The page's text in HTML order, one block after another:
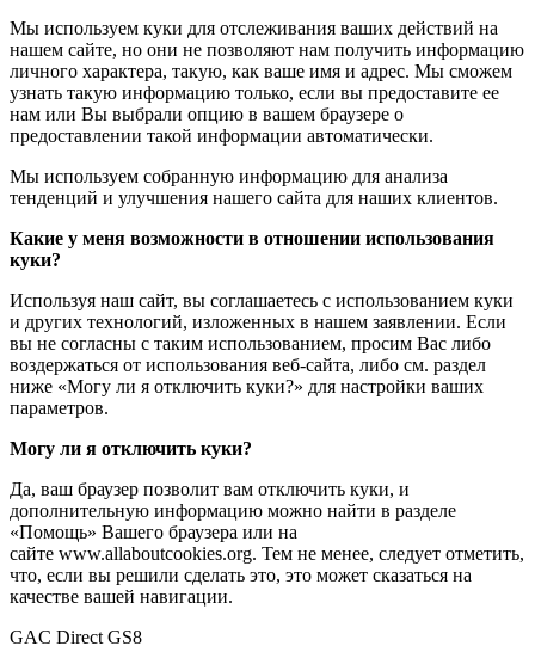
Мы используем куки для отслеживания ваших действий на
нашем сайте, но они не позволяют нам получить информацию
личного характера, такую, как ваше имя и адрес. Мы сможем
узнать такую информацию только, если вы предоставите ее
нам или Вы выбрали опцию в вашем браузере о
предоставлении такой информации автоматически.
Мы используем собранную информацию для анализа
тенденций и улучшения нашего сайта для наших клиентов.
Какие у меня возможности в отношении использования
куки?
Используя наш сайт, вы соглашаетесь с использованием куки
и других технологий, изложенных в нашем заявлении. Если
вы не согласны с таким использованием, просим Вас либо
воздержаться от использования веб-сайта, либо см. раздел
ниже «Могу ли я отключить куки?» для настройки ваших
параметров.
Могу ли я отключить куки?
Да, ваш браузер позволит вам отключить куки, и
дополнительную информацию можно найти в разделе
«Помощь» Вашего браузера или на
сайте www.allaboutcookies.org. Тем не менее, следует отметить,
что, если вы решили сделать это, это может сказаться на
качестве вашей навигации.
GAC Direct GS8